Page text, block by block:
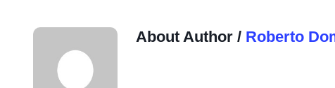
About Author / Roberto